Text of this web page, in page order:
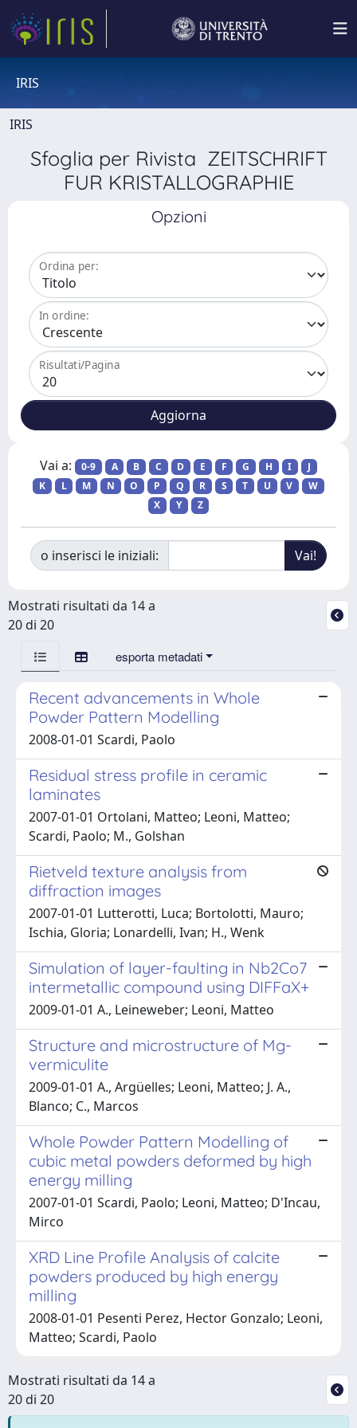
IRIS
IRIS
Sfoglia per Rivista ZEITSCHRIFT
FUR KRISTALLOGRAPHIE
Opzioni
Ordina per:
In ordine:
Risultati/Pagina
Vai a: 0-9 A B C D E F G H I
J
K
L M N O P Q R S T U V
W
X
Y Z
o inserisci le iniziali:
Mostrati risultati da 14 a
20 di 20
esporta metadati
Recent advancements in Whole
Powder Pattern Modelling
2008-01-01 Scardi, Paolo
Residual stress profile in ceramic
laminates
2007-01-01 Ortolani, Matteo; Leoni, Matteo;
Scardi, Paolo; M., Golshan
Rietveld texture analysis from
diffraction images
2007-01-01 Lutterotti, Luca; Bortolotti, Mauro;
Ischia, Gloria; Lonardelli, Ivan; H., Wenk
Simulation of layer-faulting in Nb2Co7
intermetallic compound using DIFFaX+
2009-01-01 A., Leineweber; Leoni, Matteo
Structure and microstructure of Mg-
vermiculite
2009-01-01 A., Argüelles; Leoni, Matteo; J. A.,
Blanco; C., Marcos
Whole Powder Pattern Modelling of
cubic metal powders deformed by high
energy milling
2007-01-01 Scardi, Paolo; Leoni, Matteo; D'Incau,
Mirco
XRD Line Profile Analysis of calcite
powders produced by high energy
milling
2008-01-01 Pesenti Perez, Hector Gonzalo; Leoni,
Matteo; Scardi, Paolo
Mostrati risultati da 14 a
20 di 20